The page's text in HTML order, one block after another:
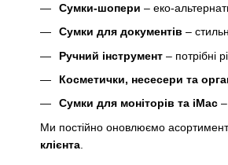
Сумки-шопери – еко-
Сумки для документів –
Ручний інструмент– потрібні
Косметички, несесери та
Сумки для моніторів та iMac–
Ми постійно оновлюємо
клієнта.